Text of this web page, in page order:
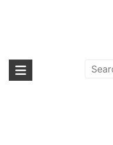
海外輸入ブ
海外事業部が取り揃えてい
ランド」をはじめ「ユニーク
Snap Case